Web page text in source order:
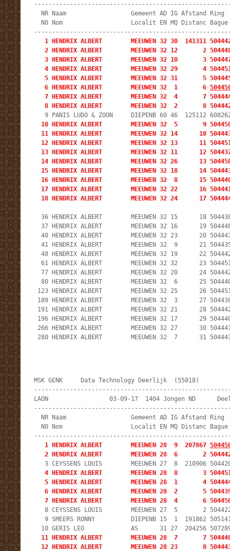
NR Naam                  Gemeent AD IG
N0 Nom                   Localit EN MQ
1 HENDRIX ALBERT        MEEUWEN 32 30
2 HENDRIX ALBERT        MEEUWEN 32 12
3 HENDRIX ALBERT        MEEUWEN 32 10
4 HENDRIX ALBERT        MEEUWEN 32 29
5 HENDRIX ALBERT        MEEUWEN 32 31
   6 HENDRIX ALBERT        MEEUWEN 32  1       6
7 HENDRIX ALBERT        MEEUWEN 32  4
8 HENDRIX ALBERT        MEEUWEN 32  2       8
10 HENDRIX ALBERT        MEEUWEN 32  5
11 HENDRIX ALBERT        MEEUWEN 32 14
12 HENDRIX ALBERT        MEEUWEN 32 13      11
13 HENDRIX ALBERT        MEEUWEN 32 11
14 HENDRIX ALBERT        MEEUWEN 32 26
15 HENDRIX ALBERT        MEEUWEN 32 18
16 HENDRIX ALBERT        MEEUWEN 32  8
17 HENDRIX ALBERT        MEEUWEN 32 22
18 HENDRIX ALBERT        MEEUWEN 32 24      17
36 HENDRIX ALBERT        MEEUWEN 32 15
37 HENDRIX ALBERT        MEEUWEN 32 16
40 HENDRIX ALBERT        MEEUWEN 32 23
41 HENDRIX ALBERT        MEEUWEN 32  9
48 HENDRIX ALBERT        MEEUWEN 32 19
61 HENDRIX ALBERT        MEEUWEN 32 32
77 HENDRIX ALBERT        MEEUWEN 32 20
80 HENDRIX ALBERT        MEEUWEN 32  6
123 HENDRIX ALBERT        MEEUWEN 32 25
189 HENDRIX ALBERT        MEEUWEN 32  3
191 HENDRIX ALBERT        MEEUWEN 32 21
196 HENDRIX ALBERT        MEEUWEN 32 17
266 HENDRIX ALBERT        MEEUWEN 32 27
280 HENDRIX ALBERT        MEEUWEN 32  7      31
MSK GENK     Data
LAON                 03-09-17  1404 Jongen ND
NR Naam                  Gemeent AD IG
N0 Nom                   Localit EN MQ
   1 HENDRIX ALBERT        MEEUWEN 28  9  207867
2 HENDRIX ALBERT        MEEUWEN 28  6       2
4 HENDRIX ALBERT        MEEUWEN 28  8
5 HENDRIX ALBERT        MEEUWEN 28  1
6 HENDRIX ALBERT        MEEUWEN 28  2
7 HENDRIX ALBERT        MEEUWEN 28  4       6
8 CEYSSENS LOUIS        MEEUWEN 27  5
9 SMEERS RONNY          DIEPENB 15  1
11 HENDRIX ALBERT        MEEUWEN 28  7
12 HENDRIX ALBERT        MEEUWEN 28 23       8